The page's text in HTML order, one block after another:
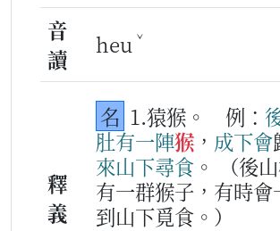
音
讀
heu ˇ
釋
義
名 1.猿猴。 例：
肚有一陣猴 ， 成下會
來山下尋食 。
（後
有一群猴子，有時會
到山下覓食。）